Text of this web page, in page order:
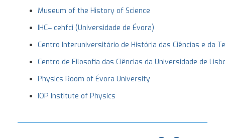
Museum of the History of Science
IHC‒ cehfci (Universidade de Évora)
Centro Interuniversitário de História das Ciências e da
Centro de Filosofia das Ciências da Universidade de
Physics Room of Évora University
IOP Institute of Physics